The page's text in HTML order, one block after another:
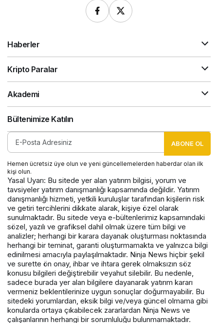
Haberler
Kripto Paralar
Akademi
Bültenimize Katılın
ABONE OL
Hemen ücretsiz üye olun ve yeni güncellemelerden haberdar olan ilk
kişi olun.
Yasal Uyarı: Bu sitede yer alan yatırım bilgisi, yorum ve
tavsiyeler yatırım danışmanlığı kapsamında değildir. Yatırım
danışmanlığı hizmeti, yetkili kuruluşlar tarafından kişilerin risk
ve getiri tercihlerini dikkate alarak, kişiye özel olarak
sunulmaktadır. Bu sitede veya e-bültenlerimiz kapsamındaki
sözel, yazılı ve grafiksel dahil olmak üzere tüm bilgi ve
analizler; herhangi bir karara dayanak oluşturması noktasında
herhangi bir teminat, garanti oluşturmamakta ve yalnızca bilgi
edinilmesi amacıyla paylaşılmaktadır. Ninja News hiçbir şekil
ve surette ön onay, ihbar ve ihtara gerek olmaksızın söz
konusu bilgileri değiştirebilir veyahut silebilir. Bu nedenle,
sadece burada yer alan bilgilere dayanarak yatırım kararı
vermeniz beklentilerinize uygun sonuçlar doğurmayabilir. Bu
sitedeki yorumlardan, eksik bilgi ve/veya güncel olmama gibi
konularda ortaya çıkabilecek zararlardan Ninja News ve
çalışanlarının herhangi bir sorumluluğu bulunmamaktadır.